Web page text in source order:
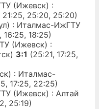
(Ижевск) :
21:25, 25:20, 25:20)
: Италмас-ИжГТУ
16:25, 18:25)
(Ижевск) :
3:1 (25:21, 17:25,
: Италмас-
17:25, 22:25)
(Ижевск) : Алтай
25:19)